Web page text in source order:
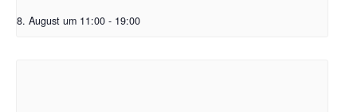
8. August um 11:00 - 19:00